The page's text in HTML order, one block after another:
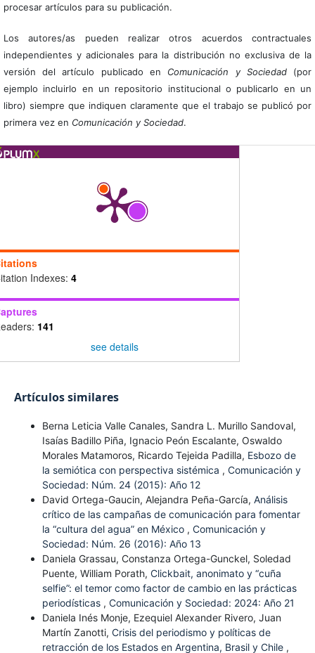
procesar artículos para su publicación.
Los autores/as pueden realizar otros acuerdos contractuales
independientes y adicionales para la distribución no exclusiva de la
versión del artículo publicado en Comunicación y Sociedad(por
ejemplo incluirlo en un repositorio institucional o publicarlo en un
libro) siempre que indiquen claramente que el trabajo se publicó por
primera vez en Comunicación y Sociedad.
Indexes: 4
141
see details
Artículos similares
Berna Leticia Valle Canales, Sandra L. Murillo Sandoval,
Isaías Badillo Piña, Ignacio Peón Escalante, Oswaldo
Morales Matamoros, Ricardo Tejeida Padilla, Esbozo de
la semiótica con perspectiva sistémica , Comunicación y
Sociedad: Núm. 24 (2015): Año 12
David Ortega-Gaucin, Alejandra Peña-García, Análisis
crítico de las campañas de comunicación para fomentar
la “cultura del agua” en México , Comunicación y
Sociedad: Núm. 26 (2016): Año 13
Daniela Grassau, Constanza Ortega-Gunckel, Soledad
Puente, William Porath, Clickbait, anonimato y “cuña
selfie”: el temor como factor de cambio en las prácticas
periodísticas , Comunicación y Sociedad: 2024: Año 21
Daniela Inés Monje, Ezequiel Alexander Rivero, Juan
Martín Zanotti, Crisis del periodismo y políticas de
retracción de los Estados en Argentina, Brasil y Chile ,